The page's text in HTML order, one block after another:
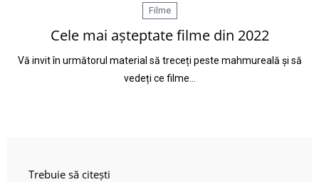
Filme
Cele mai așteptate filme din 2022
Vă invit în următorul material să treceți peste mahmureală și să
vedeți ce filme…
Trebuie să citești